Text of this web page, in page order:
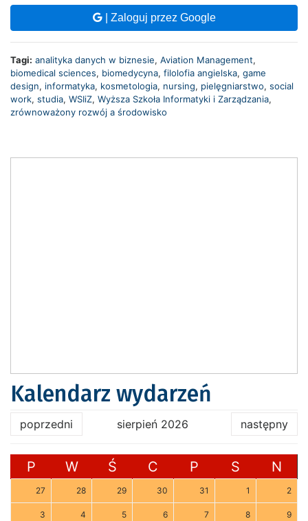
| Zaloguj przez Google
Tagi: analityka danych w biznesie, Aviation Management,
biomedical sciences, biomedycyna, filolofia angielska, game
design, informatyka, kosmetologia, nursing, pielęgniarstwo, social
work, studia, WSIiZ, Wyższa Szkoła Informatyki i Zarządzania,
zrównoważony rozwój a środowisko
Kalendarz wydarzeń
poprzedni sierpień 2026 następny
P W Ś C P S N
27 28 29 30 31 1 2
3 4 5 6 7 8 9